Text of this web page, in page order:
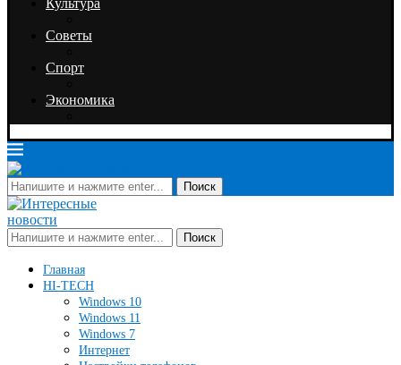
Культура
Советы
Спорт
Экономика
Поиск
Поиск
Главная
HI-TECH
Windows 10
Windows 11
Windows 7
Интернет